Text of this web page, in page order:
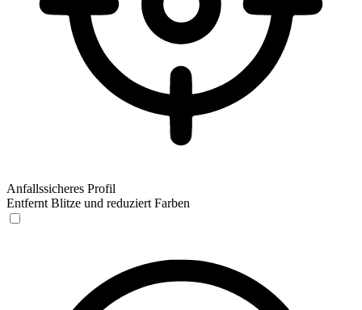
Anfallssicheres Profil
Entfernt Blitze und reduziert Farben